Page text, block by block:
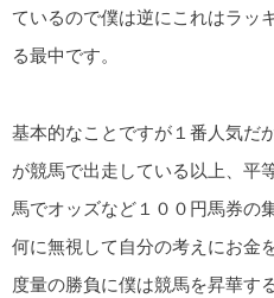
ているので僕は逆にこれはラッ
る最中です。
基本的なことですが１番人気だ
が競馬で出走している以上、平
馬でオッズなど１００円馬券の
何に無視して自分の考えにお金
度量の勝負に僕は競馬を昇華す